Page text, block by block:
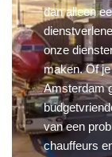
dan alleen
onze
maken. Of
Amsterdam
van een
chauffeurs